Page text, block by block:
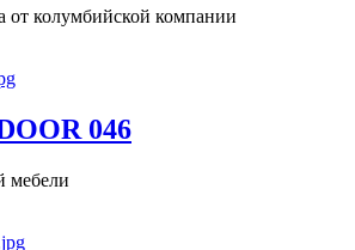
от колумбийской компании
046
мебели